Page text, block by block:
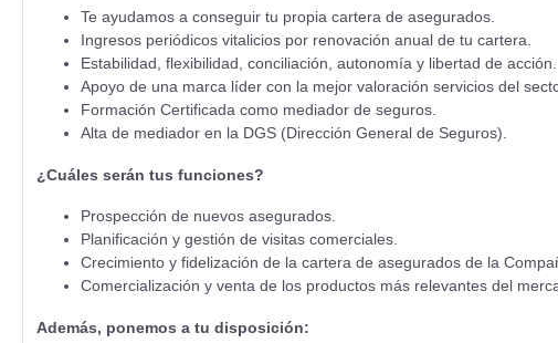
Te ayudamos a conseguir tu propia cartera de asegurados.
Ingresos periódicos vitalicios por renovación anual de tu cartera.
Estabilidad, flexibilidad, conciliación, autonomía y libertad de acción.
Apoyo de una marca líder con la mejor valoración servicios del
Formación Certificada como mediador de seguros.
Alta de mediador en la DGS (Dirección General de Seguros).
¿Cuáles serán tus funciones?
Prospección de nuevos asegurados.
Planificación y gestión de visitas comerciales.
Crecimiento y fidelización de la cartera de asegurados de la
Comercialización y venta de los productos más relevantes del
Además, ponemos a tu disposición: